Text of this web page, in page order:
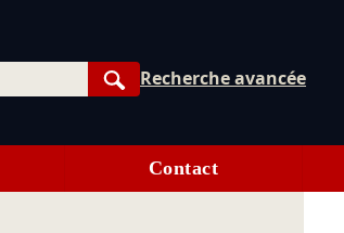
Rechercher
Recherche avancée
Contact